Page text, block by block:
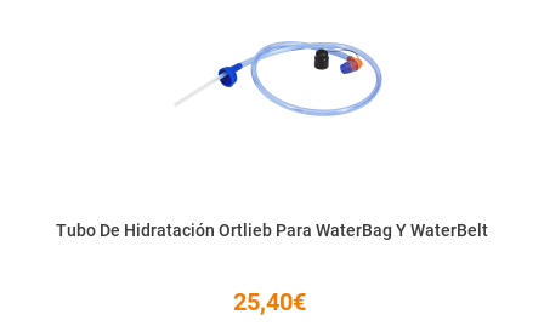
Tubo De Hidratación Ortlieb Para WaterBag Y WaterBelt
25,40€